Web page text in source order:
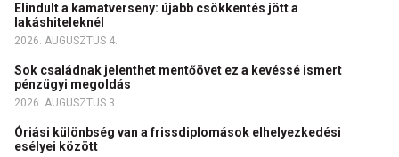
Elindult a kamatverseny: újabb csökkentés jött a
lakáshiteleknél
2026. AUGUSZTUS 4.
Sok családnak jelenthet mentőövet ez a kevéssé ismert
pénzügyi megoldás
2026. AUGUSZTUS 3.
Óriási különbség van a frissdiplomások elhelyezkedési
esélyei között